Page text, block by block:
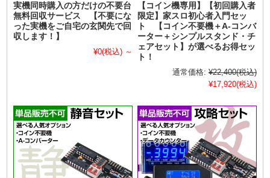
実機同時購入の方だけの不要台
無料回収サービス 【不要にな
った実機をご自宅の玄関先で回
収します！】
¥0(税込) ～
【コイン機専用】【初回購入者
限定】家スロ初心者入門セッ
ト 【コイン不要機＋A-コンバ
ーター＋シンプルスタンド・チ
ェアセット】が選べるお得セッ
ト！
通常価格: ¥22,400(税込)
¥17,920(税込)